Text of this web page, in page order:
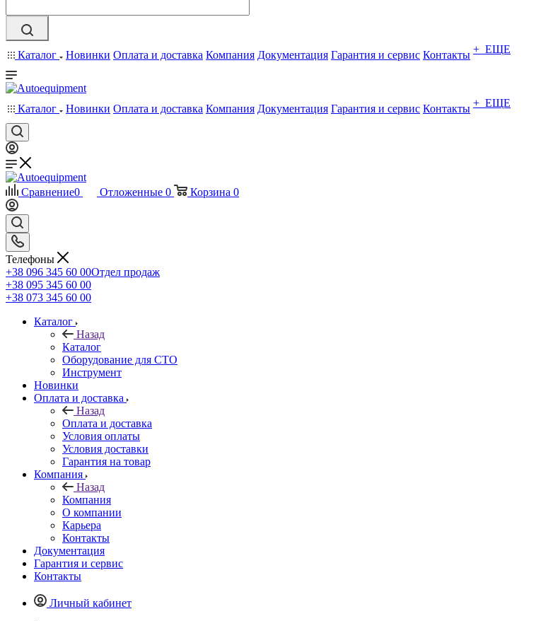
Каталог Новинки Оплата и доставка Компания Документация Гарантия и сервис Контакты + ЕЩЕ
Каталог Новинки Оплата и доставка Компания Документация Гарантия и сервис Контакты + ЕЩЕ
Сравнение0 Отложенные 0 Корзина 0
Телефоны
+38 096 345 60 00Отдел продаж
+38 095 345 60 00
+38 073 345 60 00
Каталог
Назад
Каталог
Оборудование для СТО
Инструмент
Новинки
Оплата и доставка
Назад
Оплата и доставка
Условия оплаты
Условия доставки
Гарантия на товар
Компания
Назад
Компания
О компании
Карьера
Контакты
Документация
Гарантия и сервис
Контакты
Личный кабинет